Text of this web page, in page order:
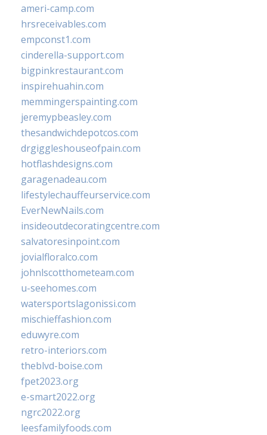
ameri-camp.com
hrsreceivables.com
empconst1.com
cinderella-support.com
bigpinkrestaurant.com
inspirehuahin.com
memmingerspainting.com
jeremypbeasley.com
thesandwichdepotcos.com
drgiggleshouseofpain.com
hotflashdesigns.com
garagenadeau.com
lifestylechauffeurservice.com
EverNewNails.com
insideoutdecoratingcentre.com
salvatoresinpoint.com
jovialfloralco.com
johnlscotthometeam.com
u-seehomes.com
watersportslagonissi.com
mischieffashion.com
eduwyre.com
retro-interiors.com
theblvd-boise.com
fpet2023.org
e-smart2022.org
ngrc2022.org
leesfamilyfoods.com